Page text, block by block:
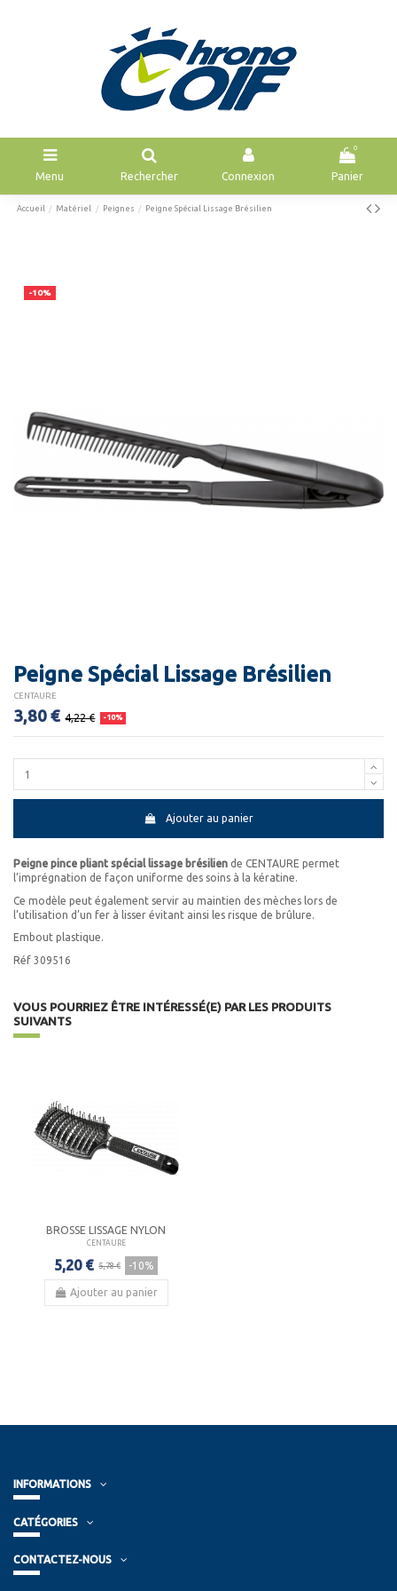
Menu Rechercher Connexion
0
Panier
Accueil Matériel Peignes Peigne Spécial Lissage Brésilien
-10%
Peigne Spécial Lissage Brésilien
CENTAURE
3,80 € 4,22 € -10%
Ajouter au panier
Peigne pince pliant spécial lissage brésilien de CENTAURE permet
l’imprégnation de façon uniforme des soins à la kératine.
Ce modèle peut également servir au maintien des mèches lors de
l’utilisation d’un fer à lisser évitant ainsi les risque de brûlure.
Embout plastique.
Réf 309516
VOUS POURRIEZ ÊTRE INTÉRESSÉ(E) PAR LES PRODUITS
SUIVANTS
BROSSE LISSAGE NYLON
CENTAURE
5,20 € 5,78 € -10%
Ajouter au panier
INFORMATIONS
CATÉGORIES
CONTACTEZ-NOUS